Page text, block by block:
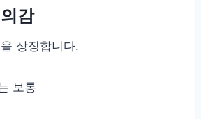
감
상징합니다.
보통